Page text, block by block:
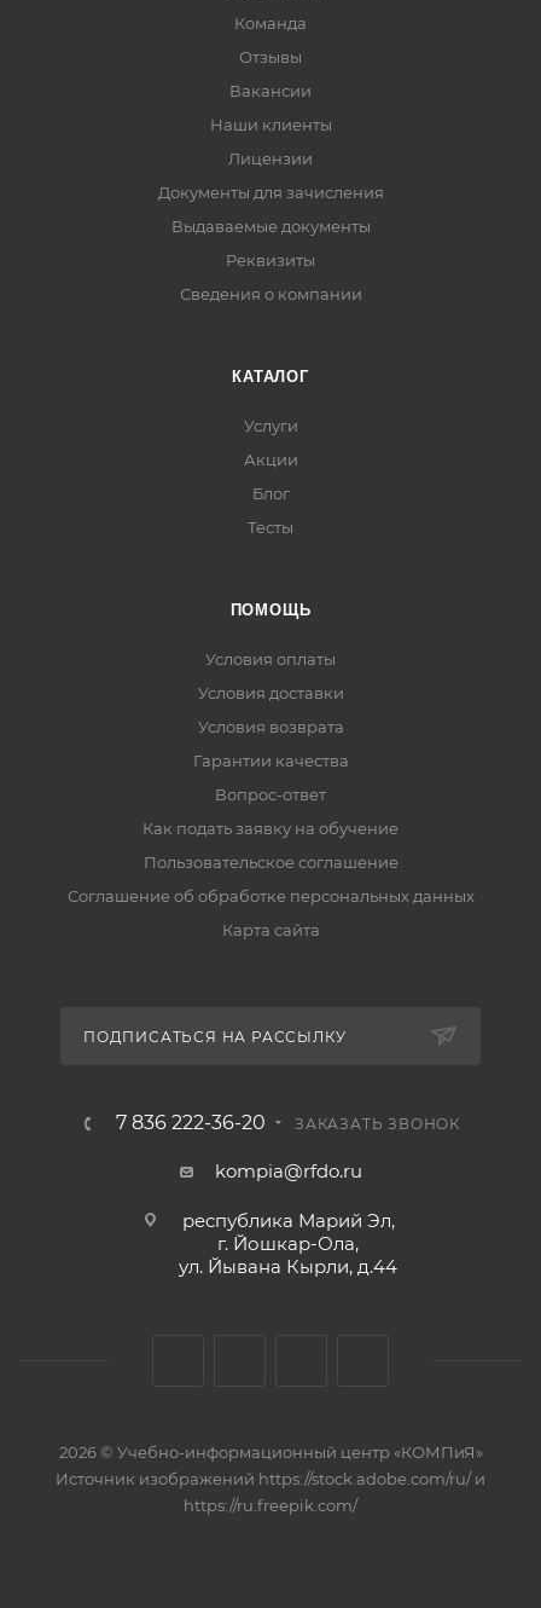
Команда
Отзывы
Вакансии
Наши клиенты
Лицензии
Документы для зачисления
Выдаваемые документы
Реквизиты
Сведения о компании
КАТАЛОГ
Услуги
Акции
Блог
Тесты
ПОМОЩЬ
Условия оплаты
Условия доставки
Условия возврата
Гарантии качества
Вопрос-ответ
Как подать заявку на обучение
Пользовательское соглашение
Соглашение об обработке персональных данных
Карта сайта
ПОДПИСАТЬСЯ НА РАССЫЛКУ
7 836 222-36-20 ЗАКАЗАТЬ ЗВОНОК
kompia@rfdo.ru
республика Марий Эл,
г. Йошкар-Ола,
ул. Йывана Кырли, д.44
2026 © Учебно-информационный центр «КОМПиЯ»
Источник изображений https://stock.adobe.com/ru/ и
https://ru.freepik.com/